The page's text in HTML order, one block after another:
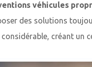
véhicules
des solutions
créant un